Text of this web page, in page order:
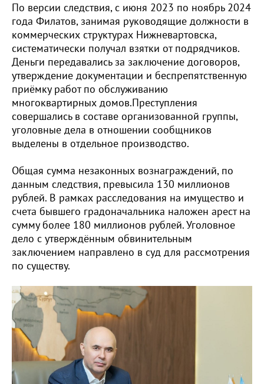
По версии следствия, с июня 2023 по ноябрь 2024
года Филатов, занимая руководящие должности в
коммерческих структурах Нижневартовска,
систематически получал взятки от подрядчиков.
Деньги передавались за заключение договоров,
утверждение документации и беспрепятственную
приёмку работ по обслуживанию
многоквартирных домов.Преступления
совершались в составе организованной группы,
уголовные дела в отношении сообщников
выделены в отдельное производство.
Общая сумма незаконных вознаграждений, по
данным следствия, превысила 130 миллионов
рублей. В рамках расследования на имущество и
счета бывшего градоначальника наложен арест на
сумму более 180 миллионов рублей. Уголовное
дело с утверждённым обвинительным
заключением направлено в суд для рассмотрения
по существу.